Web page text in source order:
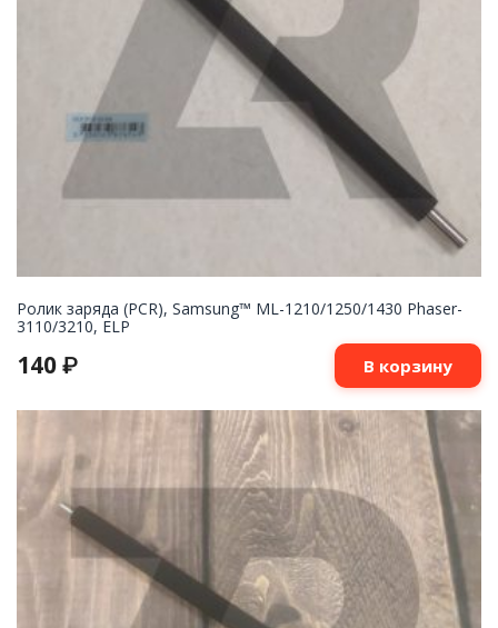
Ролик заряда (PCR), Samsung™ ML-1210/1250/1430 Phaser-
3110/3210, ELP
140 ₽ В корзину